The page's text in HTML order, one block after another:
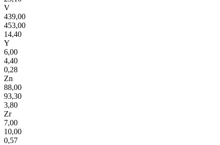
V
439,00
453,00
14,40
Y
6,00
4,40
0,28
Zn
88,00
93,30
3,80
Zr
7,00
10,00
0,57